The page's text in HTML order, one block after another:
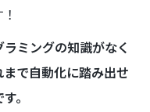
ミングの知識がなく
で自動化に踏み出せ
。